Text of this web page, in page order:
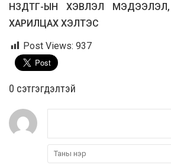
НЗДТГ-ЫН ХЭВЛЭЛ
ХАРИЛЦАХ ХЭЛТЭС
Post Views: 937
0 cэтгэгдэлтэй